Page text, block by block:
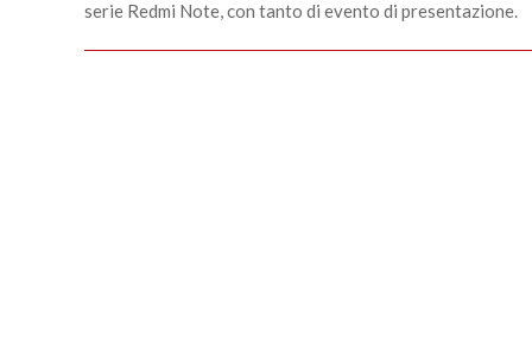
serie Redmi Note, con tanto di evento di presentazione.